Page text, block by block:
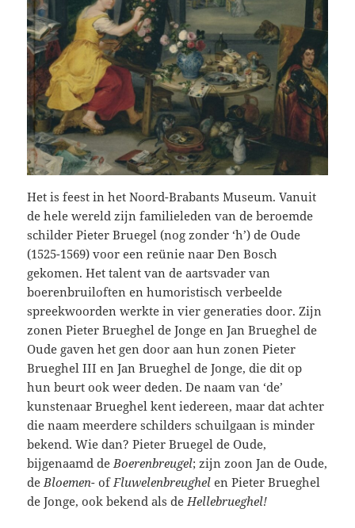
Het is feest in het Noord-Brabants Museum. Vanuit
de hele wereld zijn familieleden van de beroemde
schilder Pieter Bruegel (nog zonder ‘h’) de Oude
(1525-1569) voor een reünie naar Den Bosch
gekomen. Het talent van de aartsvader van
boerenbruiloften en humoristisch verbeelde
spreekwoorden werkte in vier generaties door. Zijn
zonen Pieter Brueghel de Jonge en Jan Brueghel de
Oude gaven het gen door aan hun zonen Pieter
Brueghel III en Jan Brueghel de Jonge, die dit op
hun beurt ook weer deden. De naam van ‘de’
kunstenaar Brueghel kent iedereen, maar dat achter
die naam meerdere schilders schuilgaan is minder
bekend. Wie dan? Pieter Bruegel de Oude,
bijgenaamd deBoerenbreugel; zijn zoon Jan de Oude,
deBloemen- ofFluwelenbreughel en Pieter Brueghel
de Jonge, ook bekend als deHellebrueghel!